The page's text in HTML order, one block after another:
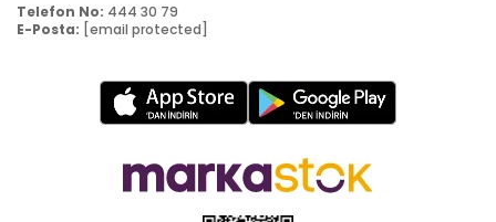
Telefon No: 444 30 79
E-Posta: [email protected]